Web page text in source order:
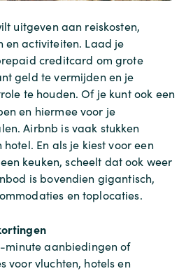
uitgeven aan reiskosten,
en activiteiten. Laad je
creditcard om grote
geld te vermijden en je
te houden. Of je kunt ook een
en hiermee voor je
Airbnb is vaak stukken
En als je kiest voor een
keuken, scheelt dat ook weer
is bovendien gigantisch,
en toplocaties.
minute aanbiedingen of
voor vluchten, hotels en